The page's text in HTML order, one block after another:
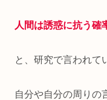
人間は誘惑に抗う確
と、研究で言われて
自分や自分の周りの